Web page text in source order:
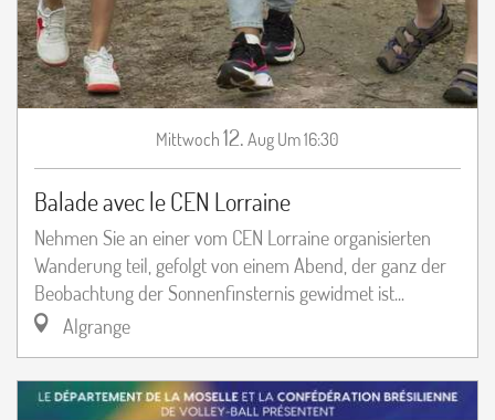
Mittwoch 12. Aug Um 16:30
Balade avec le CEN Lorraine
Nehmen Sie an einer vom CEN Lorraine organisierten
Wanderung teil, gefolgt von einem Abend, der ganz der
Beobachtung der Sonnenfinsternis gewidmet ist...
Algrange